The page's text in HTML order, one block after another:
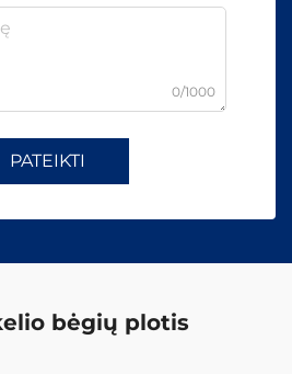
0/1000
PATEIKTI
bėgių plotis